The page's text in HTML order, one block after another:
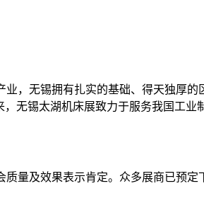
，无锡拥有扎实的基础、得天独厚
无锡太湖机床展致力于服务我国工业
量及效果表示肯定。众多展商已预定